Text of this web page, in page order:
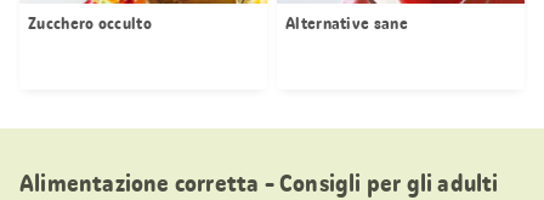
Zucchero occulto Alternative sane
Alimentazione corretta - Consigli per gli adulti